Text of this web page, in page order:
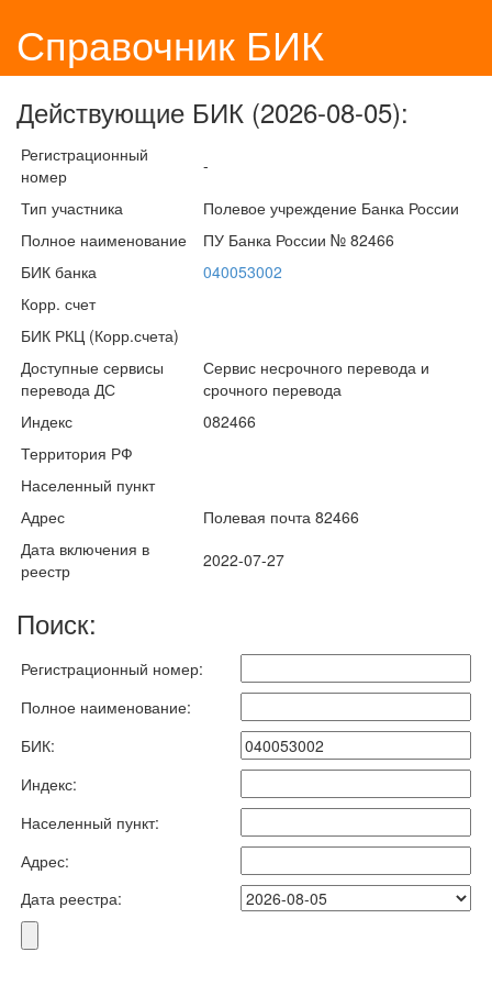
Справочник БИК
Действующие БИК (2026-08-05):
Регистрационный
номер
-
Тип участника
Полевое учреждение Банка России
Полное наименование
ПУ Банка России № 82466
БИК банка
040053002
Корр. счет
БИК РКЦ (Корр.счета)
Доступные сервисы
перевода ДС
Сервис несрочного перевода и
срочного перевода
Индекс
082466
Территория РФ
Населенный пункт
Адрес
Полевая почта 82466
Дата включения в
реестр
2022-07-27
Поиск:
Регистрационный номер:
Полное наименование:
БИК:
Индекс:
Населенный пункт:
Адрес:
Дата реестра: